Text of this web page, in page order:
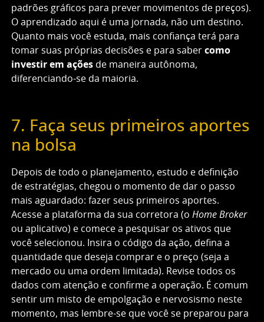
padrões gráficos para prever movimentos de preços).
O aprendizado aqui é uma jornada, não um destino.
Quanto mais você estuda, mais confiança terá para
tomar suas próprias decisões e para saber como
investir em ações de maneira autônoma,
diferenciando-se da maioria.
7. Faça seus primeiros aportes
na bolsa
Depois de todo o planejamento, estudo e definição
de estratégias, chegou o momento de dar o passo
mais aguardado: fazer seus primeiros aportes.
Acesse a plataforma da sua corretora (o Home Broker
ou aplicativo) e comece a pesquisar os ativos que
você selecionou. Insira o código da ação, defina a
quantidade que deseja comprar e o preço (seja a
mercado ou uma ordem limitada). Revise todos os
dados com atenção e confirme a operação. É comum
sentir um misto de empolgação e nervosismo neste
momento, mas lembre-se que você se preparou para